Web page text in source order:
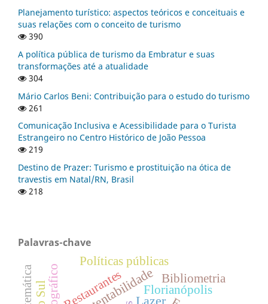
Planejamento turístico: aspectos teóricos e conceituais e
suas relações com o conceito de turismo
390
A política pública de turismo da Embratur e suas
transformações até a atualidade
304
Mário Carlos Beni: Contribuição para o estudo do turismo
261
Comunicação Inclusiva e Acessibilidade para o Turista
Estrangeiro no Centro Histórico de João Pessoa
219
Destino de Prazer: Turismo e prostituição na ótica de
travestis em Natal/RN, Brasil
218
Palavras-chave
Florianópolis
Políticas públicas
Restaurantes Bibliometria